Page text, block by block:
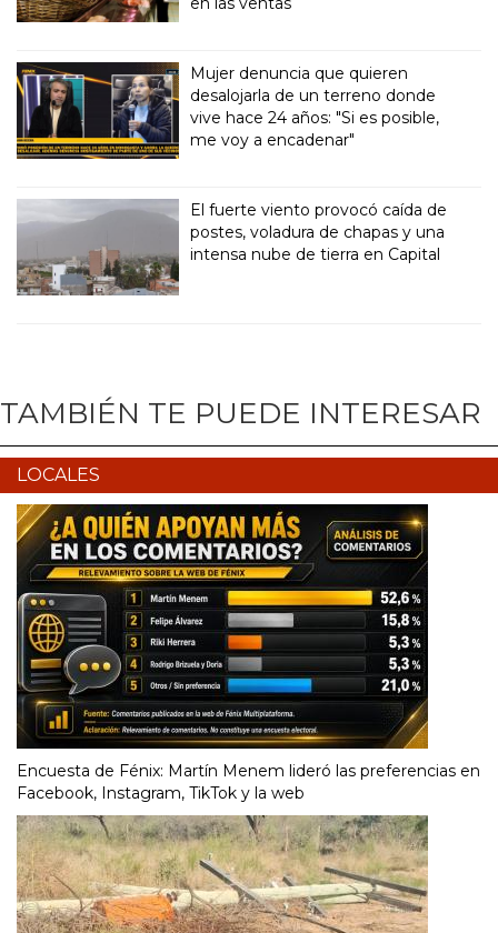
Mujer denuncia que quieren
desalojarla de un terreno donde
vive hace 24 años: "Si es posible,
me voy a encadenar"
El fuerte viento provocó caída de
postes, voladura de chapas y una
intensa nube de tierra en Capital
TAMBIÉN TE PUEDE INTERESAR
LOCALES
Encuesta de Fénix: Martín Menem lideró las preferencias en
Facebook, Instagram, TikTok y la web